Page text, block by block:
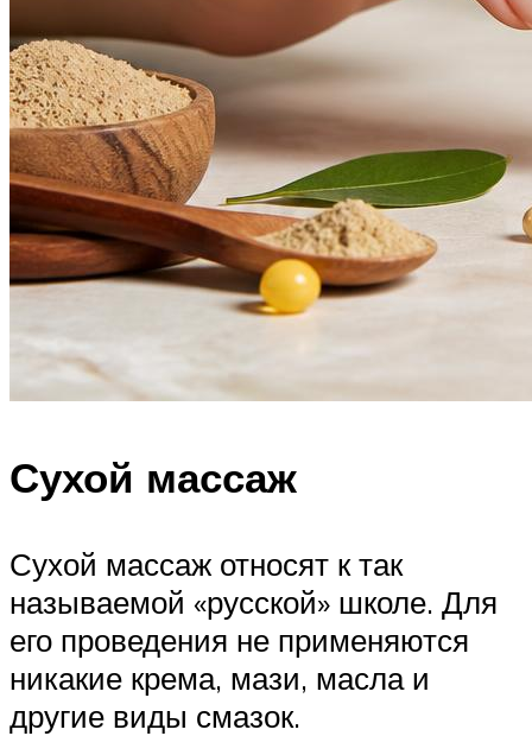
Сухой массаж
Сухой массаж относят к так
называемой «русской» школе. Для
его проведения не применяются
никакие крема, мази, масла и
другие виды смазок.